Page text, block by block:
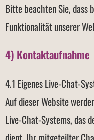
Bitte beachten Sie, dass
Funktionalität unserer
4) Kontaktaufnahme
4.1 Eigenes Live-Chat-
Auf dieser Website
Live-Chat-Systems, das